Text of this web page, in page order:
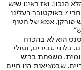
הנכון. ואז ראינו שיש
ביקוש, ואנשים שאלו מתי נחזור. כמה חודשים אחרי 7 באוקטובר העלינו
פורקן. אמא של חטוף
הוא לא בהכרח
בלתי סבירים, נטולי
קומית. משפחת ברוש
שבמציאות היו חיים